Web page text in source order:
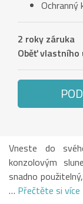
Ochranný
2 roky záruka
Oběť vlastního
Vneste do
konzolovým
snadno
… Přečtěte si více